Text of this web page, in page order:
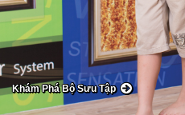
Khám Phá Bộ Sưu Tập